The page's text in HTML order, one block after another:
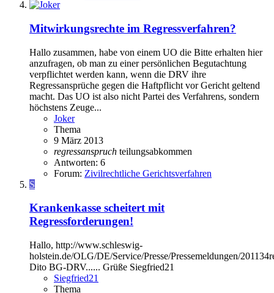
Mitwirkungsrechte im Regressverfahren?
Hallo zusammen, habe von einem UO die Bitte erhalten hier
anzufragen, ob man zu einer persönlichen Begutachtung
verpflichtet werden kann, wenn die DRV ihre
Regressansprüche gegen die Haftpflicht vor Gericht geltend
macht. Das UO ist also nicht Partei des Verfahrens, sondern
höchstens Zeuge...
Joker
Thema
9 März 2013
regressanspruch teilungsabkommen
Antworten: 6
Forum: Zivilrechtliche Gerichtsverfahren
S
Krankenkasse scheitert mit
Regressforderungen!
Hallo, http://www.schleswig-
holstein.de/OLG/DE/Service/Presse/Pressemeldungen/
Dito BG-DRV...... Grüße Siegfried21
Siegfried21
Thema